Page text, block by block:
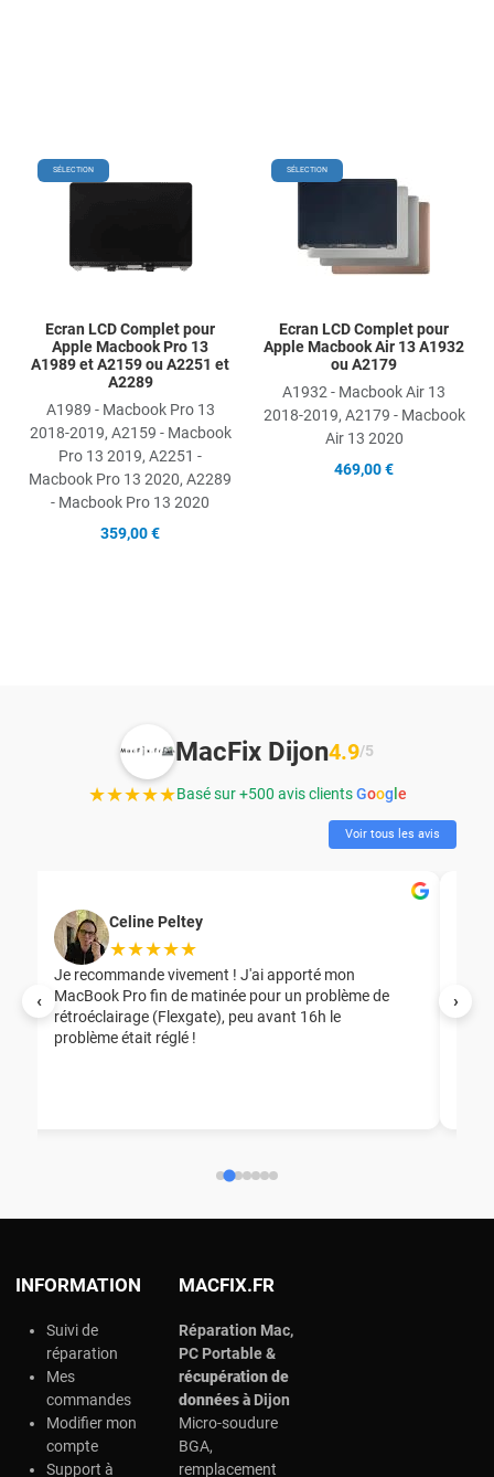
SÉLECTION Add to Wishlist
Ecran LCD Complet pour
Apple Macbook Pro 13
A1989 et A2159 ou A2251 et
A2289
A1989 - Macbook Pro 13
2018-2019, A2159 - Macbook
Pro 13 2019, A2251 -
Macbook Pro 13 2020, A2289
- Macbook Pro 13 2020
359,00 €
SÉLECTION
Ecran LCD Complet pour
Apple Macbook Air 13 A1932
ou A2179
A1932 - Macbook Air 13
2018-2019, A2179 - Macbook
Air 13 2020
469,00 €
‹ ›
MacFix Dijon4.9/5
★★★★★Basé sur +500 avis clientsGoogle
Voir tous les avis
Celine Peltey
★★★★★
Je recommande vivement ! J'ai apporté mon
MacBook Pro fin de matinée pour un problème de
rétroéclairage (Flexgate), peu avant 16h le
problème était réglé !
INFORMATION
Suivi de
réparation
Mes
commandes
Modifier mon
compte
Support à
MACFIX.FR
Réparation Mac,
PC Portable &
récupération de
données àDijon
Micro-soudure
BGA,
remplacement